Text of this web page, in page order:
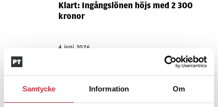
Samtycke Information Om
Klart: Ingångslönen höjs med 2 300
kronor
4 juni 2026
Miljoner i sjön –
polisaspiranter underkänns på
godtyckliga grunder